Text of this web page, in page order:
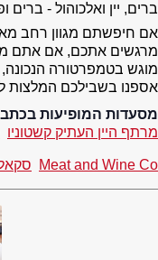
ברים, יין ואלכוהול - ברים
אם חיפשתם מגוון רחב מאד
מרגשים אתכם, אם אתם
מוגש בטמפרטורה
אספנו בשבילכם המלצות
מסעדות המופיעות
מרתף היין העתיק קשטוניו
Meat and Wine Co